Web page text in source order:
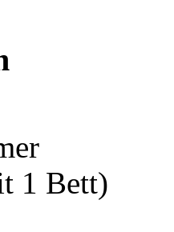
1 Bett)